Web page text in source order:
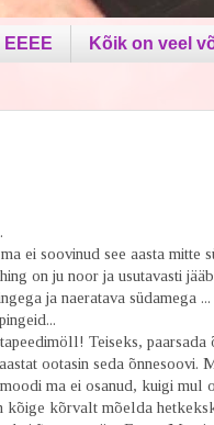
EEEE Kõik on veel
ei soovinud see aasta mitte
on ju noor ja usutavasti
ja naeratava südamega
Teiseks, paarsada
ootasin seda õnnesoovi.
ma ei osanud, kuigi
kõige kõrvalt mõelda